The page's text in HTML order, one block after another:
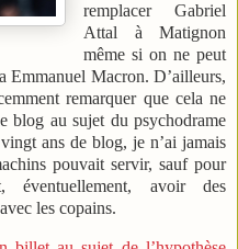
remplacer Gabriel
Attal à Matignon
même si on ne peut
Emmanuel Macron. D’ailleurs,
remarquer que cela ne
blog au sujet du psychodrame
ans de blog, je n’ai jamais
pouvait servir, sauf pour
éventuellement, avoir des
les copains.